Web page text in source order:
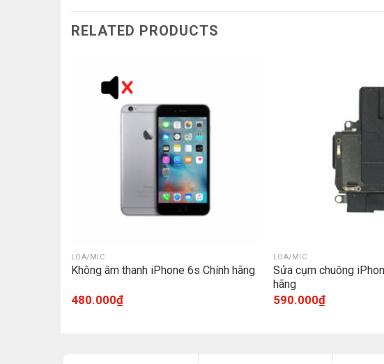
RELATED PRODUCTS
LOA/MIC
Không âm thanh iPhone 6s Chính hãng
480.000₫
LOA/MIC
Sửa cụm chuông
hãng
590.000₫